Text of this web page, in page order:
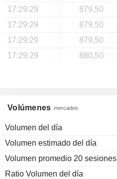
Volúmenes mercados
Volumen del día
Volumen estimado del día
Volumen promedio 20 sesiones
Ratio Volumen del día
17:29:29
879,50
17:29:29
879,50
17:29:29
879,50
17:29:29
880,50